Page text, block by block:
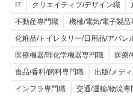
IT
クリエイティブ/デザイン職
不動産専門職
機械/電気/電子製品
化粧品/トイレタリー/日用品/アパレ
医療機器/理化学機器専門職
医療
食品/香料/飼料専門職
出版/メデ
インフラ専門職
交通/運輸/物流専